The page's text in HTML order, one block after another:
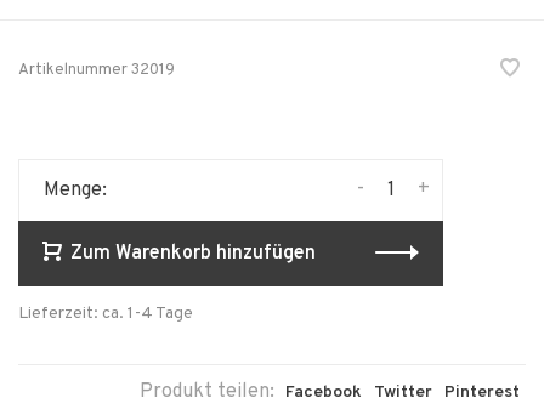
Artikelnummer32019
Menge: +
-
Zum Warenkorb hinzufügen
Lieferzeit: ca. 1-4 Tage
Produkt teilen: Facebook Twitter Pinterest